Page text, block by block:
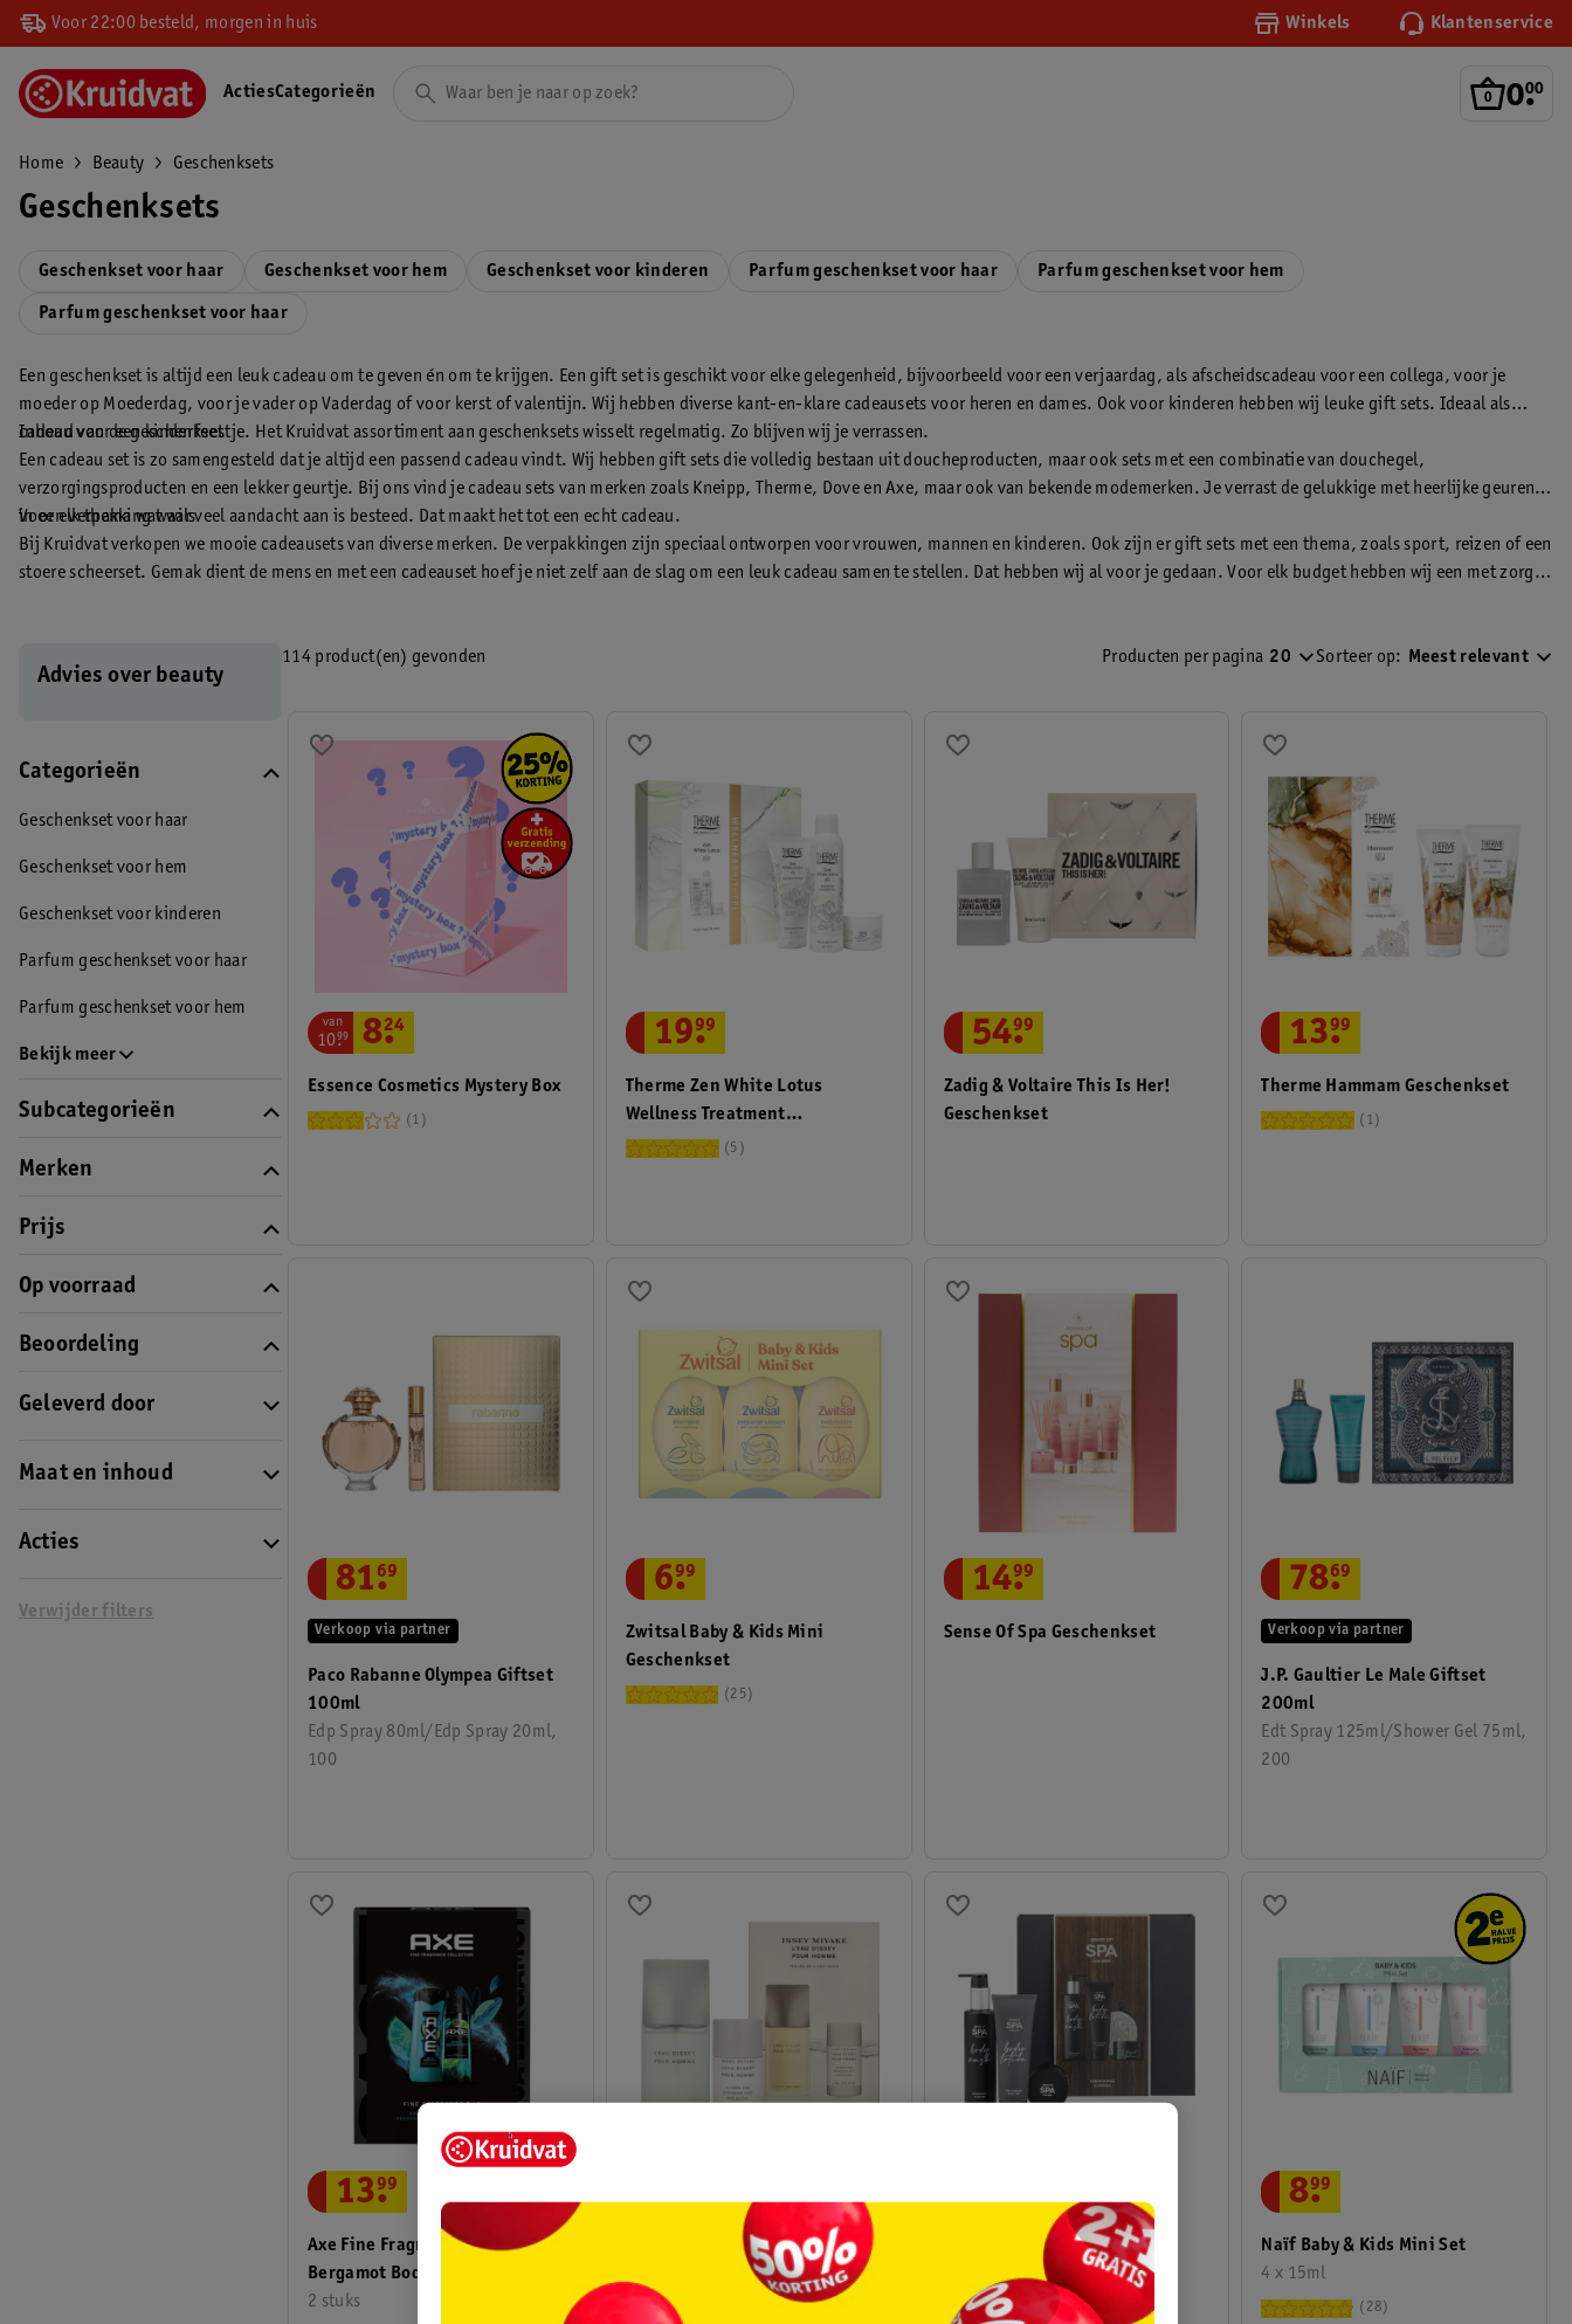
Voor 22:00 besteld, morgen in huis Winkels Klantenservice
0.
00
ActiesCategorieën
Home Beauty Geschenksets
Geschenksets
Geschenkset voor haar Geschenkset voor hem Geschenkset voor kinderen Parfum geschenkset voor haar Parfum geschenkset voor hem
Parfum geschenkset voor haar
Een geschenkset is altijd een leuk cadeau om te geven én om te krijgen. Een gift set is geschikt voor elke gelegenheid, bijvoorbeeld voor een verjaardag, als afscheidscadeau voor een collega, voor je
moeder op Moederdag, voor je vader op Vaderdag of voor kerst of valentijn. Wij hebben diverse kant-en-klare cadeausets voor heren en dames. Ook voor kinderen hebben wij leuke gift sets. Ideaal als
cadeau voor een kinderfeestje. Het Kruidvat assortiment aan geschenksets wisselt regelmatig. Zo blijven wij je verrassen.
Inhoud van de geschenkset
Een cadeau set is zo samengesteld dat je altijd een passend cadeau vindt. Wij hebben gift sets die volledig bestaan uit doucheproducten, maar ook sets met een combinatie van douchegel,
verzorgingsproducten en een lekker geurtje. Bij ons vind je cadeau sets van merken zoals Kneipp, Therme, Dove en Axe, maar ook van bekende modemerken. Je verrast de gelukkige met heerlijke geuren
in een verpakking waar veel aandacht aan is besteed. Dat maakt het tot een echt cadeau.
Voor elk thema wat wils
Bij Kruidvat verkopen we mooie cadeausets van diverse merken. De verpakkingen zijn speciaal ontworpen voor vrouwen, mannen en kinderen. Ook zijn er gift sets met een thema, zoals sport, reizen of een
stoere scheerset. Gemak dient de mens en met een cadeauset hoef je niet zelf aan de slag om een leuk cadeau samen te stellen. Dat hebben wij al voor je gedaan. Voor elk budget hebben wij een met zorg
Advies over beauty
Categorieën
Geschenkset voor haar
Geschenkset voor hem
Geschenkset voor kinderen
Parfum geschenkset voor haar
Parfum geschenkset voor hem
Bekijk meer
Subcategorieën
Merken
Prijs
Op voorraad
Beoordeling
Geleverd door
Maat en inhoud
Acties
Verwijder filters
114 product(en) gevonden Producten per pagina 20 Sorteer op: Meest relevant
Essence Cosmetics Mystery Box
van
10.
99 8.
24
1
Therme Zen White Lotus
Wellness Treatment
Geschenkset
19.
99
5
Zadig & Voltaire This Is Her!
Geschenkset
54.
99
Therme Hammam Geschenkset
13.
99
1
Paco Rabanne Olympea Giftset
100ml
Edp Spray 80ml/Edp Spray 20ml,
100
Verkoop via partner
81.
69
Zwitsal Baby & Kids Mini
Geschenkset
6.
99
25
Sense Of Spa Geschenkset
14.
99
J.P. Gaultier Le Male Giftset
200ml
Edt Spray 125ml/Shower Gel 75ml,
200
Verkoop via partner
78.
69
Axe Fine Fragrance Aqua
Bergamot Bodyspray &
Bodywash Duo
2 stuks
13.
99
Issey Miyake L'Eau D'Issey Pour
Homme Geschenkset
39.
Sense Of Spa For Men
Geschenkset
10.
4
Naïf Baby & Kids Mini Set
4 x 15ml
8.
99
28